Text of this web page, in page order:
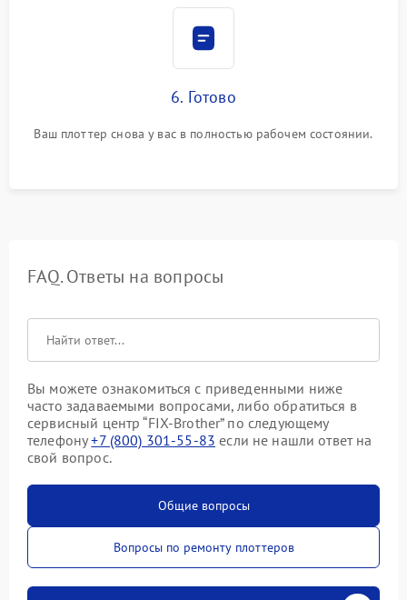
6. Готово
Ваш плоттер снова у вас в полностью рабочем состоянии.
FAQ. Ответы на вопросы
Вы можете ознакомиться с приведенными ниже
часто задаваемыми вопросами, либо обратиться в
сервисный центр “FIX-Brother” по следующему
телефону+7 (800) 301-55-83 если не нашли ответ на
свой вопрос.
Общие вопросы
Вопросы по ремонту плоттеров